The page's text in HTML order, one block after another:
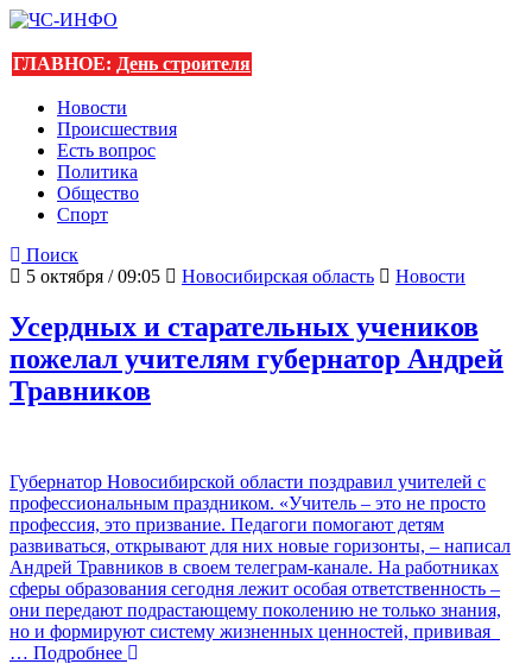
ГЛАВНОЕ: День строителя
Новости
Происшествия
Есть вопрос
Политика
Общество
Спорт
Поиск
5 октября / 09:05
Новосибирская область Новости
Усердных и старательных учеников
пожелал учителям губернатор Андрей
Травников
Губернатор Новосибирской области поздравил учителей с
профессиональным праздником. «Учитель – это не просто
профессия, это призвание. Педагоги помогают детям
развиваться, открывают для них новые горизонты, – написал
Андрей Травников в своем телеграм-канале. На работниках
сферы образования сегодня лежит особая ответственность –
они передают подрастающему поколению не только знания,
но и формируют систему жизненных ценностей, прививая
… Подробнее